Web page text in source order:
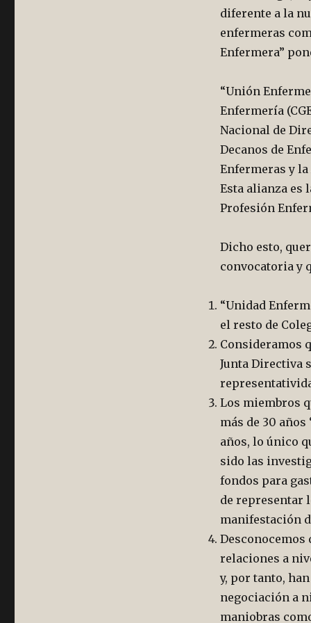
diferente a la
enfermeras
Enfermera”
“Unión
Enfermería
Nacional de
Decanos de
Enfermeras y la
Esta alianza es
Profesión
Dicho esto,
convocatoria y
“Unidad
el resto de
Consideramos
Junta Directiva
Los miembros
más de 30
años, lo único
sido las
fondos para
de representar
manifestación
Desconocemos
relaciones a
y, por tanto,
negociación a
maniobras